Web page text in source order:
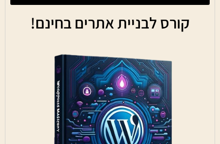
קורס לבניית אתרים בחינם!